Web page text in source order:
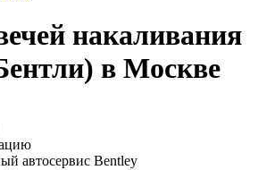
накаливания
в Москве
автосервис Bentley